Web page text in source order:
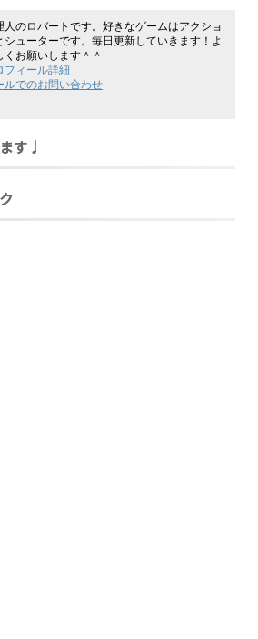
人のロバートです。好きなゲームはアクショ
シューターです。毎日更新していきます！よ
くお願いします＾＾
フィール詳細
ルでのお問い合わせ
す♩